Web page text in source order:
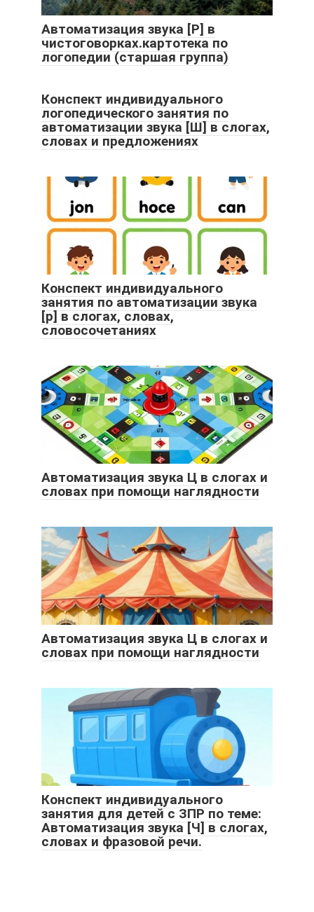
Автоматизация звука [Р] в
чистоговорках.картотека по
логопедии (старшая группа)
Конспект индивидуального
логопедического занятия по
автоматизации звука [Ш] в слогах,
словах и предложениях
Конспект индивидуального
занятия по автоматизации звука
[р] в слогах, словах,
словосочетаниях
Автоматизация звука Ц в слогах и
словах при помощи наглядности
Автоматизация звука Ц в слогах и
словах при помощи наглядности
Конспект индивидуального
занятия для детей с ЗПР по теме:
Автоматизация звука [Ч] в слогах,
словах и фразовой речи.